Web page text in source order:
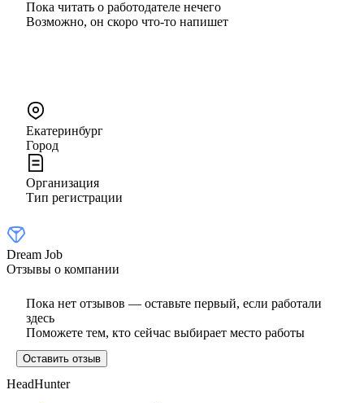
Пока читать о работодателе нечего
Возможно, он скоро что‑то напишет
Екатеринбург
Город
Организация
Тип регистрации
Dream Job
Отзывы о компании
Пока нет отзывов — оставьте первый, если работали
здесь
Поможете тем, кто сейчас выбирает место работы
Оставить отзыв
HeadHunter